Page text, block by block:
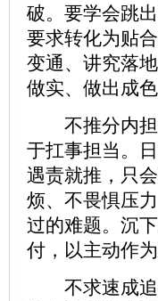
破。要学会跳
要求转化为贴
变通、讲究落
做实、做出成色
不推分内担
于扛事担当。
遇责就推，只
烦、不畏惧压
过的难题。沉
付，以主动作
不求速成追